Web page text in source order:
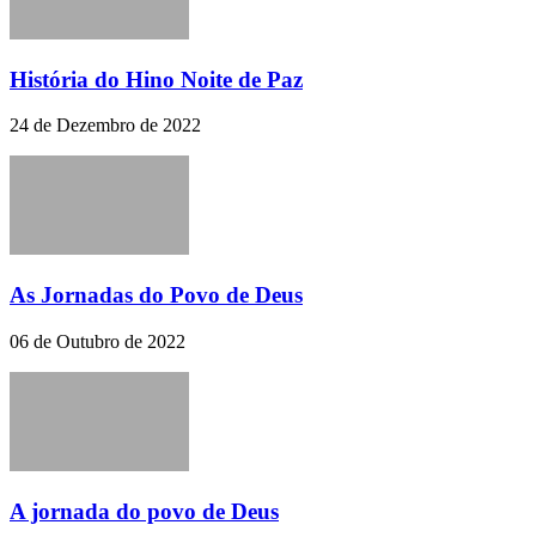
História do Hino Noite de Paz
24 de Dezembro de 2022
As Jornadas do Povo de Deus
06 de Outubro de 2022
A jornada do povo de Deus